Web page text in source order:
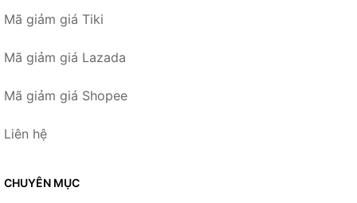
Mã giảm giá Tiki
Mã giảm giá Lazada
Mã giảm giá Shopee
Liên hệ
CHUYÊN MỤC